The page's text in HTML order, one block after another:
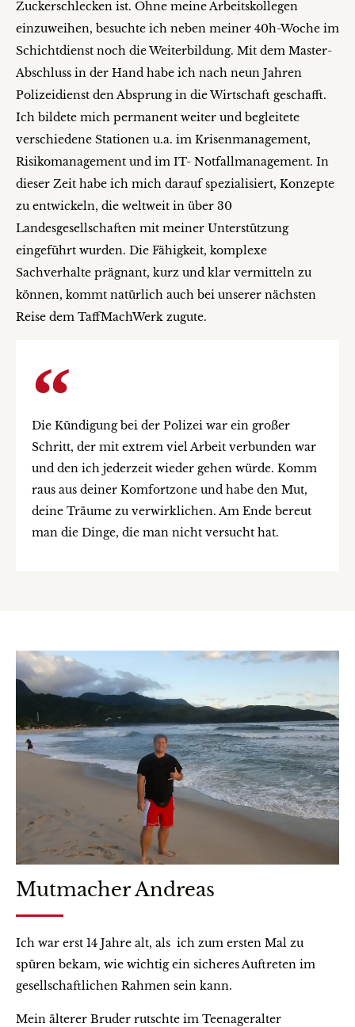
Zuckerschlecken ist. Ohne meine Arbeitskollegen
einzuweihen, besuchte ich neben meiner 40h-Woche im
Schichtdienst noch die Weiterbildung. Mit dem Master-
Abschluss in der Hand habe ich nach neun Jahren
Polizeidienst den Absprung in die Wirtschaft geschafft.
Ich bildete mich permanent weiter und begleitete
verschiedene Stationen u.a. im Krisenmanagement,
Risikomanagement und im IT- Notfallmanagement. In
dieser Zeit habe ich mich darauf spezialisiert, Konzepte
zu entwickeln, die weltweit in über 30
Landesgesellschaften mit meiner Unterstützung
eingeführt wurden. Die Fähigkeit, komplexe
Sachverhalte prägnant, kurz und klar vermitteln zu
können, kommt natürlich auch bei unserer nächsten
Reise dem TaffMachWerk zugute.
Die Kündigung bei der Polizei war ein großer
Schritt, der mit extrem viel Arbeit verbunden war
und den ich jederzeit wieder gehen würde. Komm
raus aus deiner Komfortzone und habe den Mut,
deine Träume zu verwirklichen. Am Ende bereut
man die Dinge, die man nicht versucht hat.
Mutmacher Andreas
Ich war erst 14 Jahre alt, als ich zum ersten Mal zu
spüren bekam, wie wichtig ein sicheres Auftreten im
gesellschaftlichen Rahmen sein kann.
Mein älterer Bruder rutschte im Teenageralter